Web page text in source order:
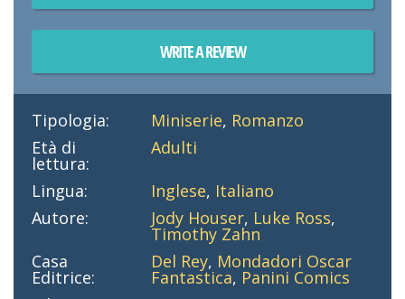
WRITE A REVIEW
Tipologia: Miniserie, Romanzo
Età di
lettura:
Adulti
Lingua:
Inglese, Italiano
Autore:
Jody Houser, Luke Ross,
Timothy Zahn
Casa
Editrice:
Del Rey, Mondadori Oscar
Fantastica, Panini Comics